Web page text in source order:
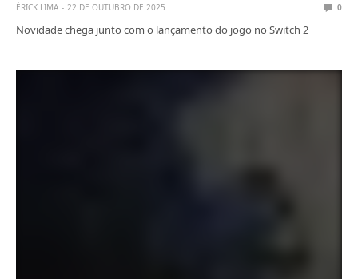
ÉRICK LIMA 22 DE OUTUBRO DE 2025 0
Novidade chega junto com o lançamento do jogo no Switch 2